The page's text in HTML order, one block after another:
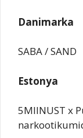
Danimarka
SABA / SAND
Estonya
5MIINUST x